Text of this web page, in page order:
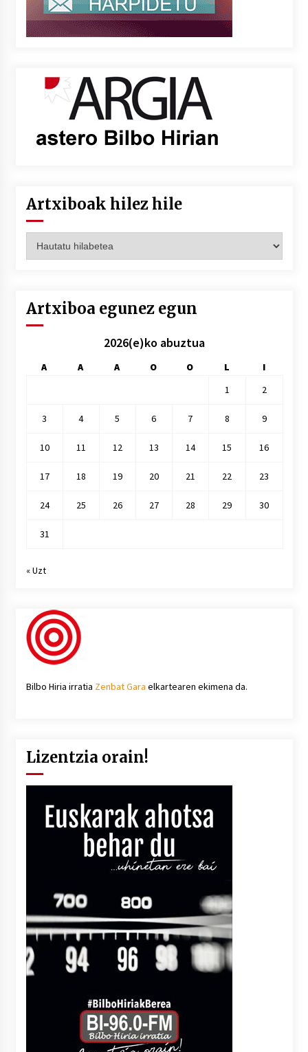
Artxiboak hilez hile
hilez
Artxiboa egunez egun
2026(e)ko abuztua
A A A O O L
I
1
2
3 4 5 6 7 8 9
10 11 12 13 14 15 16
17 18 19 20 21 22 23
24 25 26 27 28 29 30
31
« Uzt
Bilbo Hiria irratia Zenbat Gara elkartearen ekimena da.
Lizentzia orain!